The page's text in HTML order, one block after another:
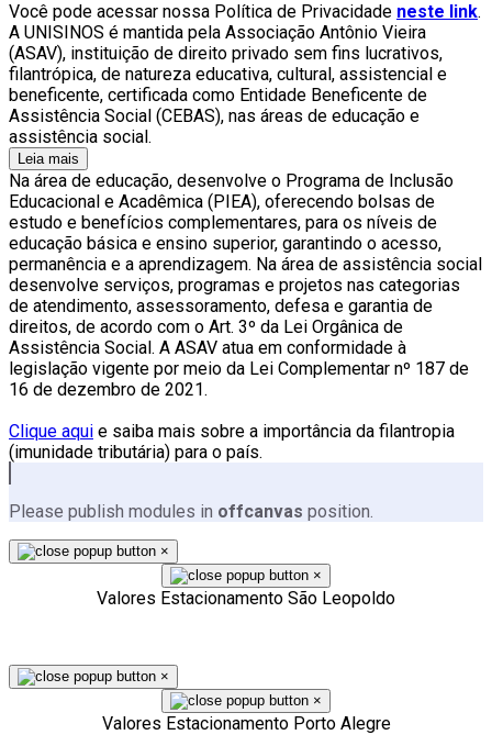
Você pode acessar nossa Política de Privacidade neste link.
A UNISINOS é mantida pela Associação Antônio Vieira
(ASAV), instituição de direito privado sem fins lucrativos,
filantrópica, de natureza educativa, cultural, assistencial e
beneficente, certificada como Entidade Beneficente de
Assistência Social (CEBAS), nas áreas de educação e
assistência social.
Leia mais
Na área de educação, desenvolve o Programa de Inclusão
Educacional e Acadêmica (PIEA), oferecendo bolsas de
estudo e benefícios complementares, para os níveis de
educação básica e ensino superior, garantindo o acesso,
permanência e a aprendizagem. Na área de assistência social
desenvolve serviços, programas e projetos nas categorias
de atendimento, assessoramento, defesa e garantia de
direitos, de acordo com o Art. 3º da Lei Orgânica de
Assistência Social. A ASAV atua em conformidade à
legislação vigente por meio da Lei Complementar nº 187 de
16 de dezembro de 2021.
Clique aqui e saiba mais sobre a importância da filantropia
(imunidade tributária) para o país.
Please publish modules in offcanvas position.
×
×
Valores Estacionamento São Leopoldo
×
×
Valores Estacionamento Porto Alegre